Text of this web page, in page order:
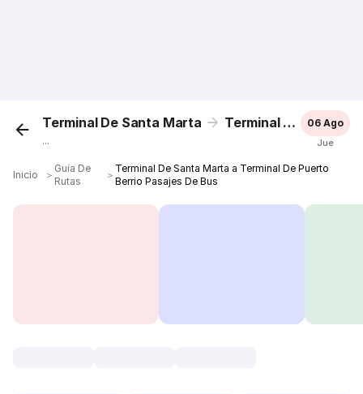
Terminal De Santa Marta Terminal De Puerto Berrio
...
06 Ago
Jue
Inicio ＞
Guía De
Rutas
＞
Terminal De Santa Marta a Terminal De Puerto
Berrio Pasajes De Bus